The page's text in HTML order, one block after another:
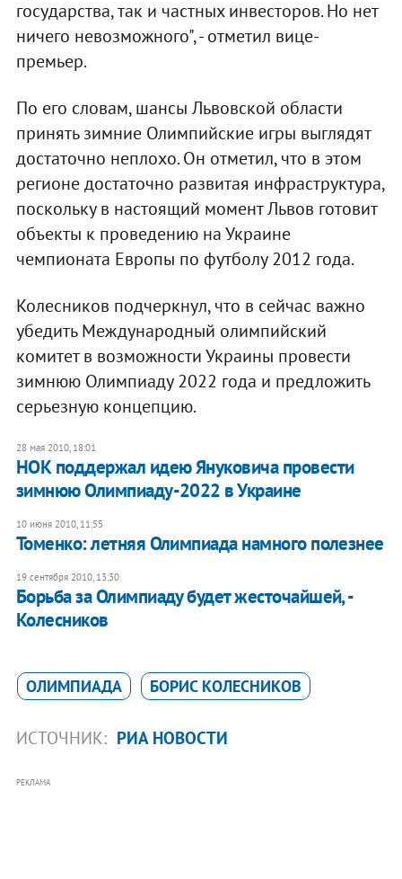
государства, так и частных инвесторов. Но нет
ничего невозможного", - отметил вице-
премьер.
По его словам, шансы Львовской области
принять зимние Олимпийские игры выглядят
достаточно неплохо. Он отметил, что в этом
регионе достаточно развитая инфраструктура,
поскольку в настоящий момент Львов готовит
объекты к проведению на Украине
чемпионата Европы по футболу 2012 года.
Колесников подчеркнул, что в сейчас важно
убедить Международный олимпийский
комитет в возможности Украины провести
зимнюю Олимпиаду 2022 года и предложить
серьезную концепцию.
28 мая 2010, 18:01
НОК поддержал идею Януковича провести
зимнюю Олимпиаду-2022 в Украине
10 июня 2010, 11:55
Томенко: летняя Олимпиада намного полезнее
19 сентября 2010, 13:30
Борьба за Олимпиаду будет жесточайшей, -
Колесников
ОЛИМПИАДА БОРИС КОЛЕСНИКОВ
ИСТОЧНИК: РИА НОВОСТИ
РЕКЛАМА